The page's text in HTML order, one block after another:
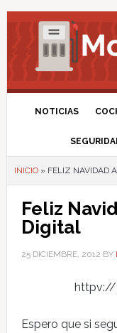
NOTICIAS
INICIO» FELIZ NAVIDAD
Feliz
Digital
25 DICIEMBRE, 2012 BY
httpv://
Espero que si